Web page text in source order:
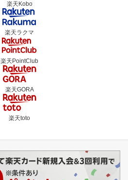
楽天Kobo
楽天ラクマ
楽天PointClub
楽天GORA
楽天toto